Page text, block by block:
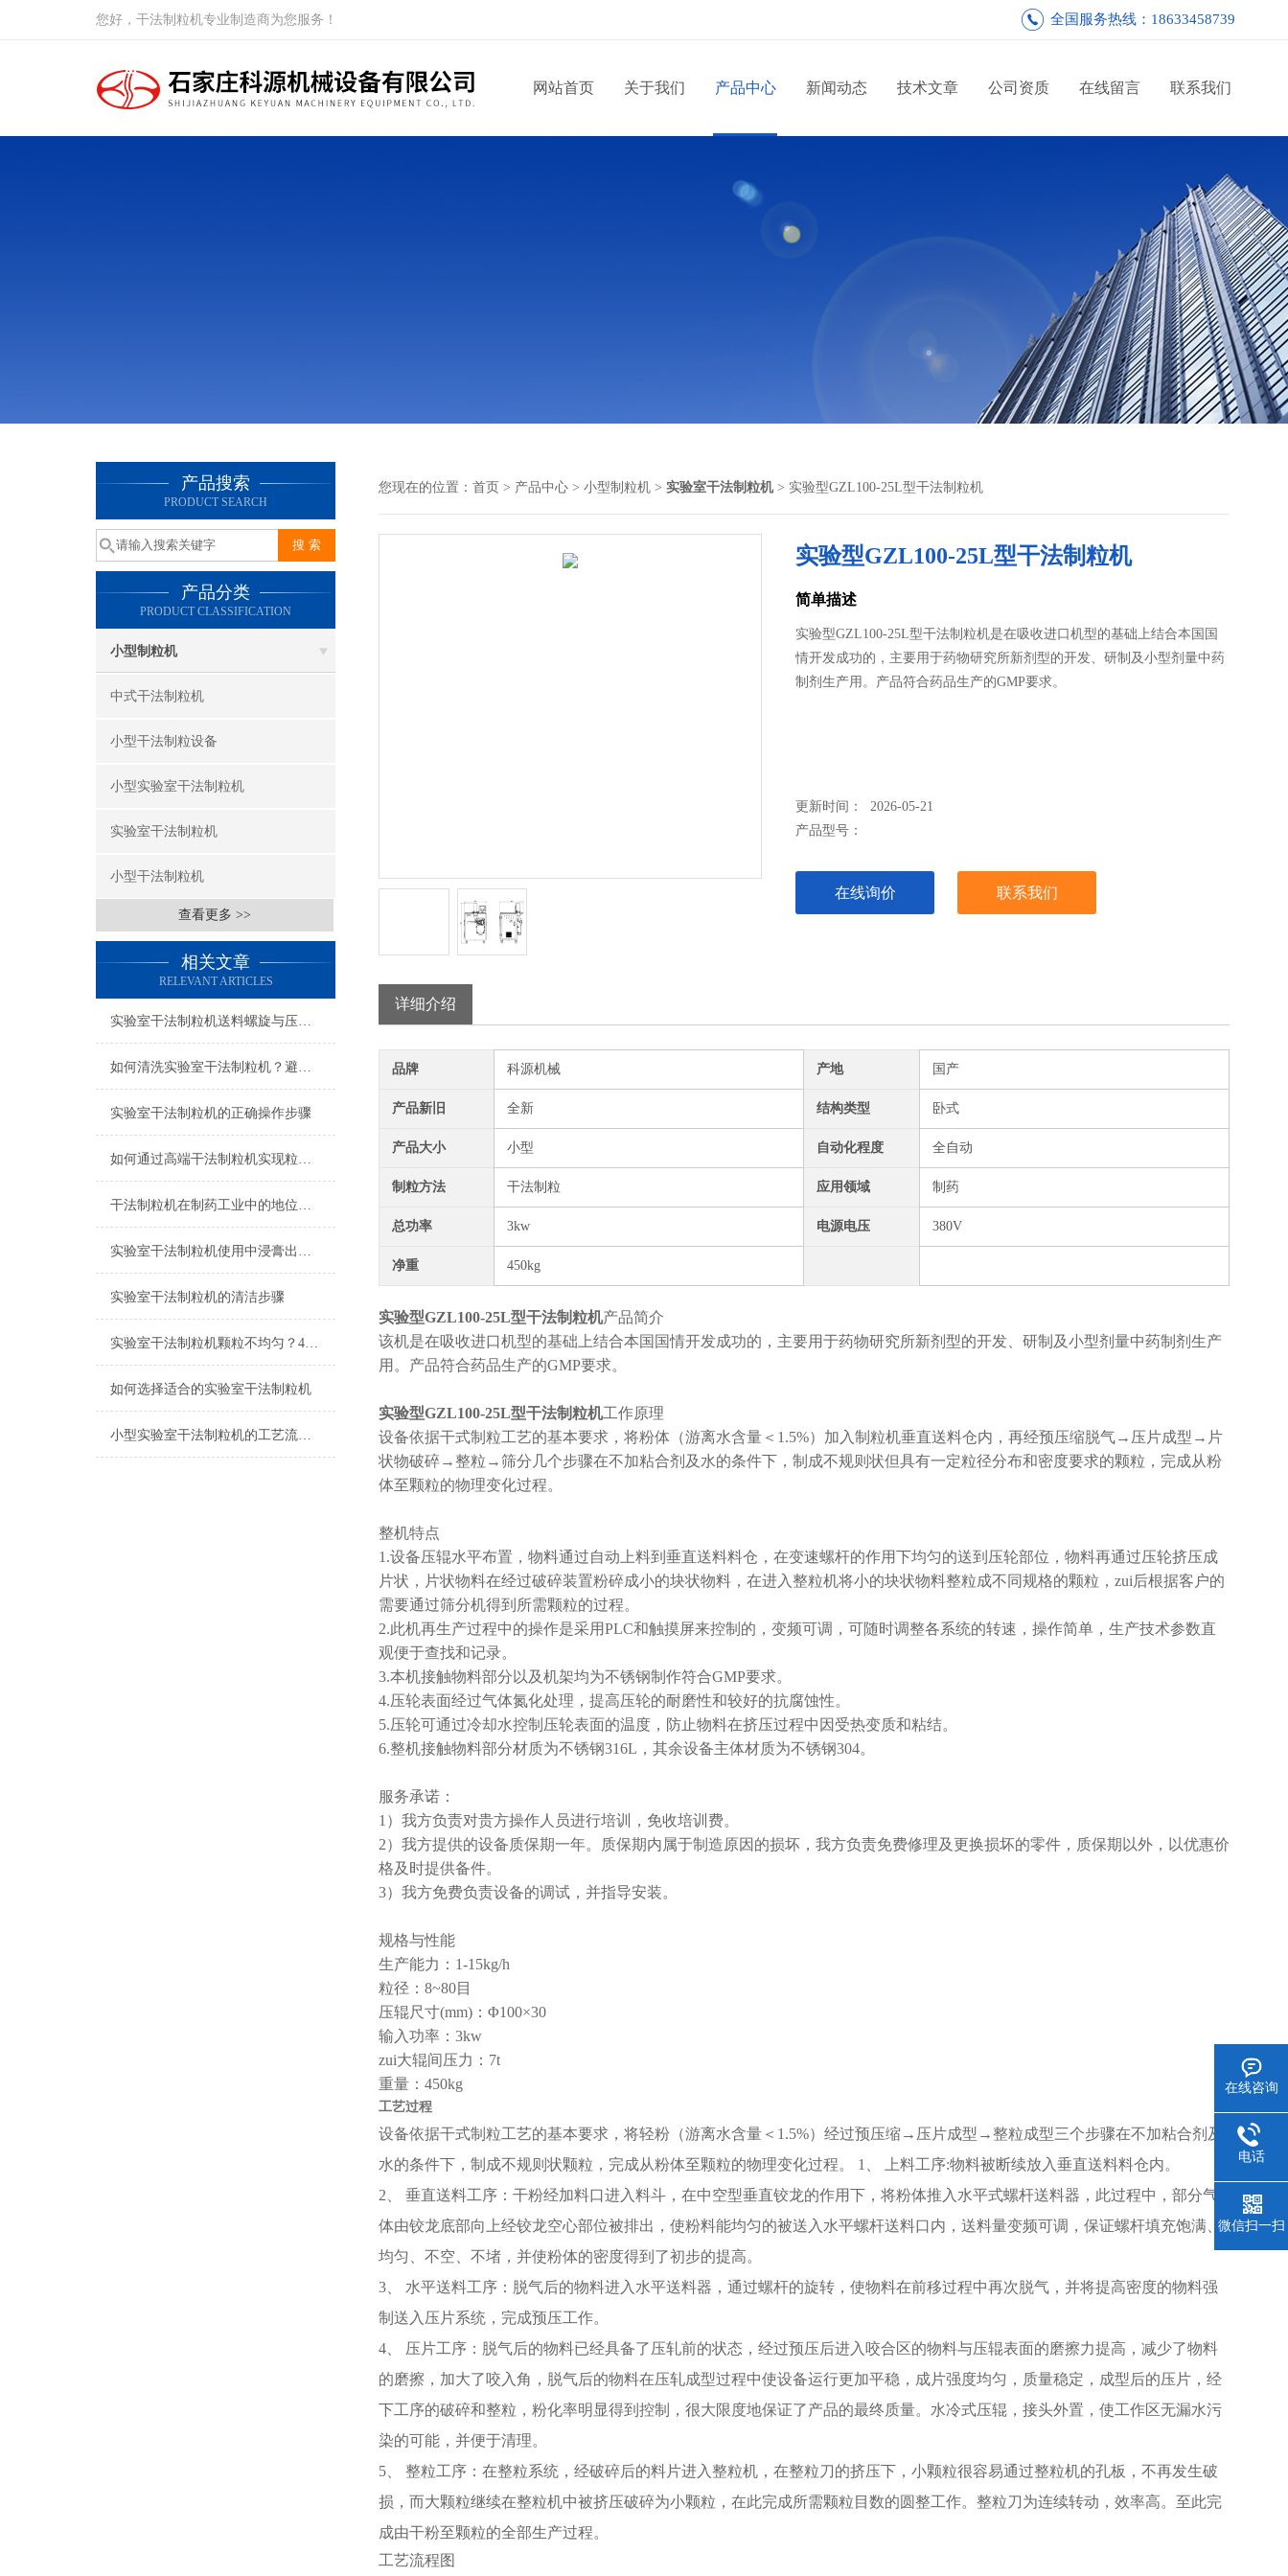
您好，干法制粒机专业制造商为您服务！ 全国服务热线：18633458739
网站首页 关于我们 产品中心 新闻动态 技术文章 公司资质 在线留言 联系我们
产品搜索
PRODUCT SEARCH
产品分类
PRODUCT CLASSIFICATION
小型制粒机
中式干法制粒机
小型干法制粒设备
小型实验室干法制粒机
实验室干法制粒机
小型干法制粒机
查看更多 >>
相关文章
RELEVANT ARTICLES
实验室干法制粒机送料螺旋与压轮间隙的精准调节方法
如何清洗实验室干法制粒机？避免交叉污染的有效方法
实验室干法制粒机的正确操作步骤
如何通过高端干法制粒机实现粒径均匀度的准确调控？
干法制粒机在制药工业中的地位与作用
实验室干法制粒机使用中浸膏出现问题怎么解决呢？
实验室干法制粒机的清洁步骤
实验室干法制粒机颗粒不均匀？4 个常见原因及解决办法
如何选择适合的实验室干法制粒机
小型实验室干法制粒机的工艺流程是怎样的？
您现在的位置： 首页 > 产品中心 > 小型制粒机 > 实验室干法制粒机> 实验型GZL100-25L型干法制粒机
实验型GZL100-25L型干法制粒机
简单描述
实验型GZL100-25L型干法制粒机是在吸收进口机型的基础上结合本国国
情开发成功的，主要用于药物研究所新剂型的开发、研制及小型剂量中药
制剂生产用。产品符合药品生产的GMP要求。
更新时间： 2026-05-21
产品型号：
在线询价 联系我们
详细介绍
品牌 科源机械 产地 国产
产品新旧 全新 结构类型 卧式
产品大小 小型 自动化程度 全自动
制粒方法 干法制粒 应用领域 制药
总功率 3kw 电源电压 380V
净重 450kg
实验型GZL100-25L型干法制粒机产品简介
该机是在吸收进口机型的基础上结合本国国情开发成功的，主要用于药物研究所新剂型的开发、研制及小型剂量中药制剂生产
用。产品符合药品生产的GMP要求。
实验型GZL100-25L型干法制粒机工作原理
设备依据干式制粒工艺的基本要求，将粉体（游离水含量＜1.5%）加入制粒机垂直送料仓内，再经预压缩脱气→压片成型→片
状物破碎→整粒→筛分几个步骤在不加粘合剂及水的条件下，制成不规则状但具有一定粒径分布和密度要求的颗粒，完成从粉
体至颗粒的物理变化过程。
整机特点
1.设备压辊水平布置，物料通过自动上料到垂直送料料仓，在变速螺杆的作用下均匀的送到压轮部位，物料再通过压轮挤压成
片状，片状物料在经过破碎装置粉碎成小的块状物料，在进入整粒机将小的块状物料整粒成不同规格的颗粒，zui后根据客户的
需要通过筛分机得到所需颗粒的过程。
2.此机再生产过程中的操作是采用PLC和触摸屏来控制的，变频可调，可随时调整各系统的转速，操作简单，生产技术参数直
观便于查找和记录。
3.本机接触物料部分以及机架均为不锈钢制作符合GMP要求。
4.压轮表面经过气体氮化处理，提高压轮的耐磨性和较好的抗腐蚀性。
5.压轮可通过冷却水控制压轮表面的温度，防止物料在挤压过程中因受热变质和粘结。
6.整机接触物料部分材质为不锈钢316L，其余设备主体材质为不锈钢304。
服务承诺：
1）我方负责对贵方操作人员进行培训，免收培训费。
2）我方提供的设备质保期一年。质保期内属于制造原因的损坏，我方负责免费修理及更换损坏的零件，质保期以外，以优惠价
格及时提供备件。
3）我方免费负责设备的调试，并指导安装。
规格与性能
生产能力：1-15kg/h
粒径：8~80目
压辊尺寸(mm)：Φ100×30
输入功率：3kw
zui大辊间压力：7t
重量：450kg
工艺过程
设备依据干式制粒工艺的基本要求，将轻粉（游离水含量＜1.5%）经过预压缩→压片成型→整粒成型三个步骤在不加粘合剂及
水的条件下，制成不规则状颗粒，完成从粉体至颗粒的物理变化过程。
1、 上料工序:物料被断续放入垂直送料料仓内。
2、 垂直送料工序：干粉经加料口进入料斗，在中空型垂直铰龙的作用下，将粉体推入水平式螺杆送料器，此过程中，部分气
体由铰龙底部向上经铰龙空心部位被排出，使粉料能均匀的被送入水平螺杆送料口内，送料量变频可调，保证螺杆填充饱满、
均匀、不空、不堵，并使粉体的密度得到了初步的提高。
3、 水平送料工序：脱气后的物料进入水平送料器，通过螺杆的旋转，使物料在前移过程中再次脱气，并将提高密度的物料强
制送入压片系统，完成预压工作。
4、 压片工序：脱气后的物料已经具备了压轧前的状态，经过预压后进入咬合区的物料与压辊表面的磨擦力提高，减少了物料
的磨擦，加大了咬入角，脱气后的物料在压轧成型过程中使设备运行更加平稳，成片强度均匀，质量稳定，成型后的压片，经
下工序的破碎和整粒，粉化率明显得到控制，很大限度地保证了产品的最终质量。水冷式压辊，接头外置，使工作区无漏水污
染的可能，并便于清理。
5、 整粒工序：在整粒系统，经破碎后的料片进入整粒机，在整粒刀的挤压下，小颗粒很容易通过整粒机的孔板，不再发生破
损，而大颗粒继续在整粒机中被挤压破碎为小颗粒，在此完成所需颗粒目数的圆整工作。整粒刀为连续转动，效率高。至此完
成由干粉至颗粒的全部生产过程。
工艺流程图
在线咨询
电话
微信扫一扫